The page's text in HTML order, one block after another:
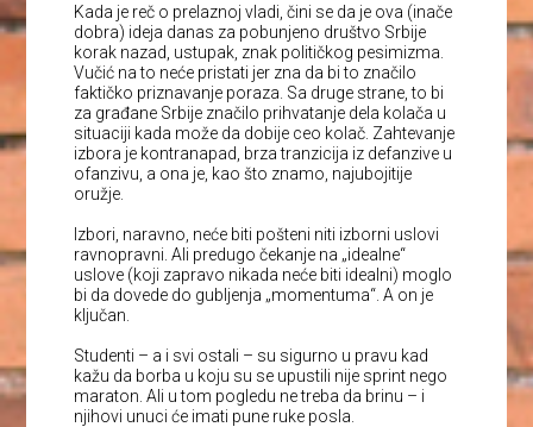
Kada je reč o prelaznoj vladi, čini se da je ova (inače
dobra) ideja danas za pobunjeno društvo Srbije
korak nazad, ustupak, znak političkog pesimizma.
Vučić na to neće pristati jer zna da bi to značilo
faktičko priznavanje poraza. Sa druge strane, to bi
za građane Srbije značilo prihvatanje dela kolača u
situaciji kada može da dobije ceo kolač. Zahtevanje
izbora je kontranapad, brza tranzicija iz defanzive u
ofanzivu, a ona je, kao što znamo, najubojitije
oružje.
Izbori, naravno, neće biti pošteni niti izborni uslovi
ravnopravni. Ali predugo čekanje na „idealne“
uslove (koji zapravo nikada neće biti idealni) moglo
bi da dovede do gubljenja „momentuma“. A on je
ključan.
Studenti – a i svi ostali – su sigurno u pravu kad
kažu da borba u koju su se upustili nije sprint nego
maraton. Ali u tom pogledu ne treba da brinu – i
njihovi unuci će imati pune ruke posla.